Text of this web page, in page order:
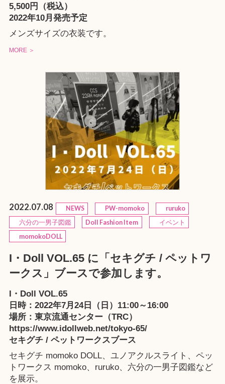
5,500円（税込）
2022年10月発売予定
メンズサイズの衣装です。
MORE ＞
2022.07.08 NEWS PW-momoko
ruruko
六分の一男子図鑑
Doll Fashion Item
イベント
momokoDOLL
I・Doll VOL.65 に「セキグチ / ペットワ
ークス」ブースで参加します。
I・Doll VOL.65
日時：2022年7月24日（日）11:00～16:00
場所：東京流通センター（TRC）
https://www.idollweb.net/tokyo-65/
セキグチ / ペットワークスブース
セキグチ momoko DOLL、ユノアクルスライト、ペッ
トワークス momoko、ruruko、六分の一男子図鑑など
を展示。